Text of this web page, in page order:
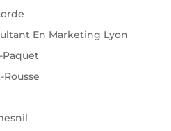
En Marketing Lyon